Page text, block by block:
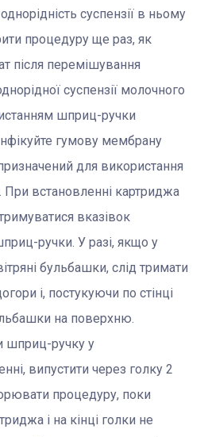
суспензії в ньому
процедуру ще раз, як
після перемішування
суспензії молочного
шприц-ручки
гумову мембрану
для використання
При встановленні картриджа
вказівок
ручки. У разі, якщо у
бульбашки, слід тримати
і, постукуючи по стінці
на поверхню.
шприц-ручку у
випустити через голку 2
процедуру, поки
і на кінці голки не